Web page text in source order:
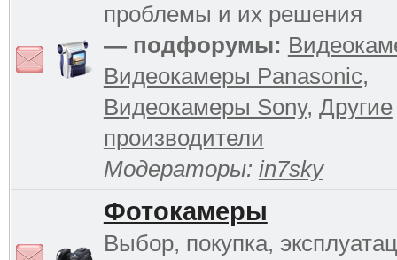
проблемы и их решения
— подфорумы:
Видеокамеры Panasonic,
Видеокамеры Sony, Другие
производители
Модераторы: in7sky
Фотокамеры
Выбор, покупка,